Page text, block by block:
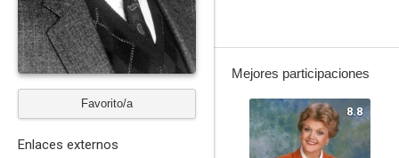
Favorito/a
Enlaces externos
Mejores participaciones
8.8